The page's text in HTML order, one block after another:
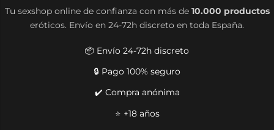
Tu sexshop online de confianza con más de 10.000 productos
eróticos. Envío en 24-72h discreto en toda España.
📦 Envío 24-72h discreto
🔒 Pago 100% seguro
✔️ Compra anónima
⭐ +18 años